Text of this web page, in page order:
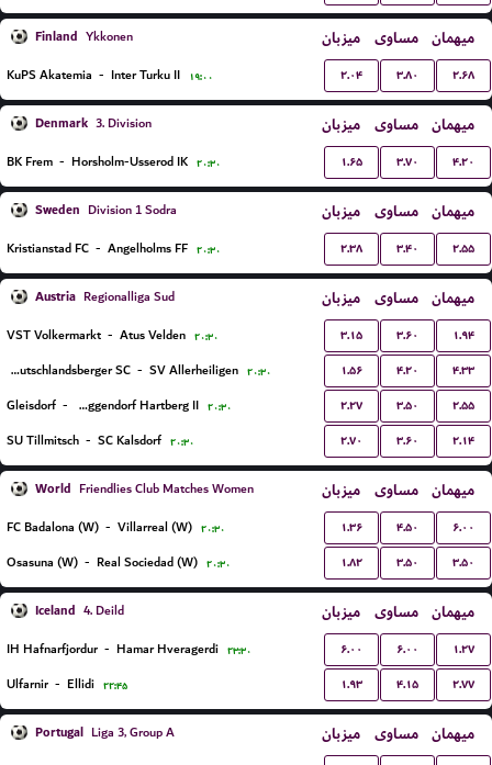
Finland Ykkonen میزبان مساوی میهمان
KuPS Akatemia - Inter Turku II ۱۹:۰۰ ۲.۰۴ ۳.۸۰ ۲.۶۸
Denmark 3. Division میزبان مساوی میهمان
BK Frem - Horsholm-Usserod IK ۲۰:۳۰ ۱.۶۵ ۳.۷۰ ۴.۲۰
Sweden Division 1 Sodra میزبان مساوی میهمان
Kristianstad FC - Angelholms FF ۲۰:۳۰ ۲.۳۸ ۳.۴۰ ۲.۵۵
Austria Regionalliga Sud میزبان مساوی میهمان
VST Volkermarkt - Atus Velden ۲۰:۳۰ ۳.۱۵ ۳.۶۰ ۱.۹۴
Deutschlandsberger SC - SV Allerheiligen ۲۰:۳۰ ۱.۵۶ ۴.۲۰ ۴.۳۳
Gleisdorf - FSC Eggendorf Hartberg II ۲۰:۳۰ ۲.۲۷ ۳.۵۰ ۲.۵۵
SU Tillmitsch - SC Kalsdorf ۲۰:۳۰ ۲.۷۰ ۳.۶۰ ۲.۱۴
World Friendlies Club Matches Women میزبان مساوی میهمان
FC Badalona (W) - Villarreal (W) ۲۰:۳۰ ۱.۳۶ ۴.۵۰ ۶.۰۰
Osasuna (W) - Real Sociedad (W) ۲۰:۳۰ ۱.۸۲ ۳.۵۰ ۳.۵۰
Iceland 4. Deild میزبان مساوی میهمان
IH Hafnarfjordur - Hamar Hveragerdi ۲۳:۳۰ ۶.۰۰ ۶.۰۰ ۱.۲۷
Ulfarnir - Ellidi ۲۲:۴۵ ۱.۹۳ ۴.۱۵ ۲.۷۷
Portugal Liga 3, Group A میزبان مساوی میهمان